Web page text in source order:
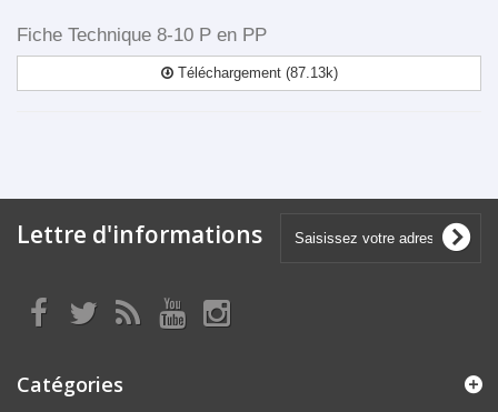
Fiche Technique 8-10 P en PP
Téléchargement (87.13k)
Lettre d'informations
Catégories